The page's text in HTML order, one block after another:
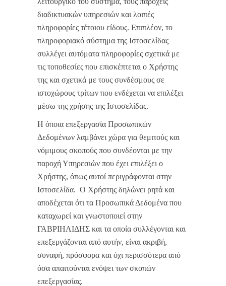
διαδικτυακών υπηρεσιών και λοιπές
πληροφορίες τέτοιου είδους. Επιπλέον, το
πληροφοριακό σύστημα της Ιστοσελίδας
συλλέγει αυτόματα πληροφορίες σχετικά με
τις τοποθεσίες που επισκέπτεται ο Χρήστης
της και σχετικά με τους συνδέσμους σε
ιστοχώρους τρίτων που ενδέχεται να επιλέξει
μέσω της χρήσης της Ιστοσελίδας.
Η όποια επεξεργασία Προσωπικών
Δεδομένων λαμβάνει χώρα για θεμιτούς και
νόμιμους σκοπούς που συνδέονται με την
παροχή Υπηρεσιών που έχει επιλέξει ο
Χρήστης, όπως αυτοί περιγράφονται στην
Ιστοσελίδα. Ο Χρήστης δηλώνει ρητά και
αποδέχεται ότι τα Προσωπικά Δεδομένα που
καταχωρεί και γνωστοποιεί στην
ΓΑΒΡΙΗΛΙΔΗΣ και τα οποία συλλέγονται και
επεξεργάζονται από αυτήν, είναι ακριβή,
συναφή, πρόσφορα και όχι περισσότερα από
όσα απαιτούνται ενόψει των σκοπών
επεξεργασίας.